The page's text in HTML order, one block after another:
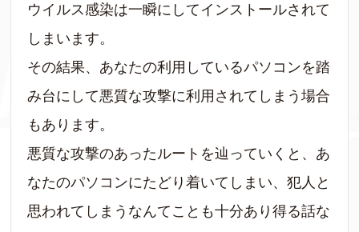
ウイルス感染は一瞬にしてインストールされて
しまいます。
その結果、あなたの利用しているパソコンを踏
み台にして悪質な攻撃に利用されてしまう場合
もあります。
悪質な攻撃のあったルートを辿っていくと、あ
なたのパソコンにたどり着いてしまい、犯人と
思われてしまうなんてことも十分あり得る話な